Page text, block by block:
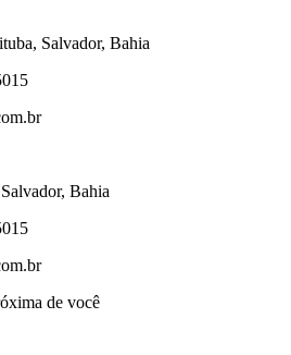
Salvador, Bahia
Bahia
de você